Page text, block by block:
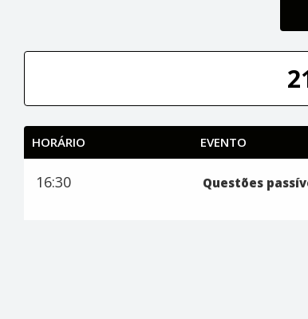
HORÁRIO EVENTO
16:30 Questões